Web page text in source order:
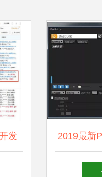
发 2019最新
插件 人